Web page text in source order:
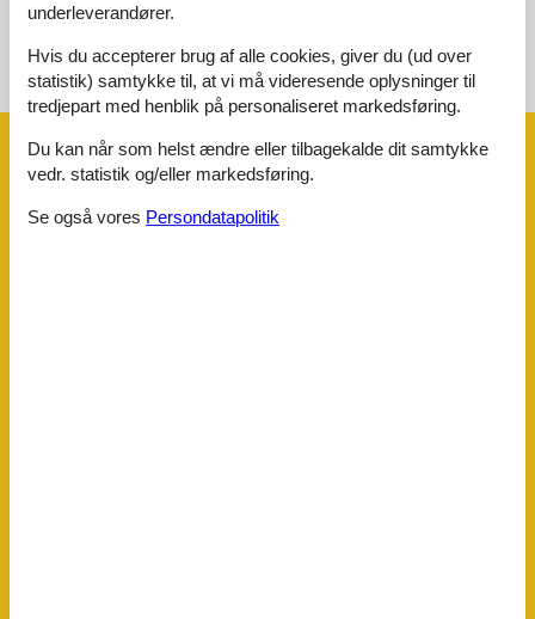
Se nabo emner Se solens gang om emnet 😎
Faciliteter
Aktiviteter
underleverandører.
Hvis du accepterer brug af alle cookies, giver du (ud over
statistik) samtykke til, at vi må videresende oplysninger til
tredjepart med henblik på personaliseret markedsføring.
Du kan når som helst ændre eller tilbagekalde dit samtykke
vedr. statistik og/eller markedsføring.
Se også vores Persondatapolitik